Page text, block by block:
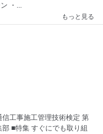
・...
もっと見る
工事施工管理技術検定 第
■特集 すぐにでも取り組